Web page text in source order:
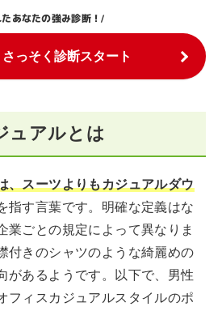
あなたの強み診断！/
さっそく診断スタート
ュアルとは
、スーツよりもカジュアルダウ
指す言葉です。明確な定義はな
業ごとの規定によって異なりま
付きのシャツのような綺麗めの
があるようです。以下で、男性
フィスカジュアルスタイルのポ